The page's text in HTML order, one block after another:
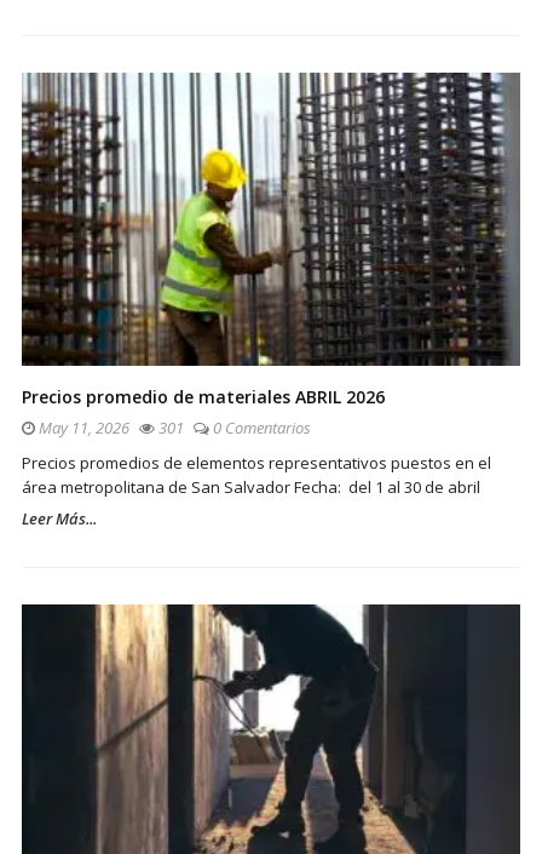
Precios promedio de materiales ABRIL 2026
May 11, 2026 301
0 Comentarios
Precios promedios de elementos representativos puestos en el
área metropolitana de San Salvador Fecha: del 1 al 30 de abril
Leer Más...